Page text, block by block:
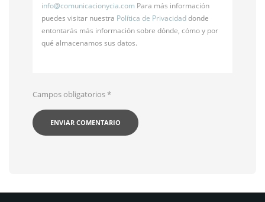
info@comunicacionycia.com Para más información
puedes visitar nuestra Política de Privacidaddonde
entontarás más información sobre dónde, cómo y por
qué almacenamos sus datos.
Campos obligatorios*